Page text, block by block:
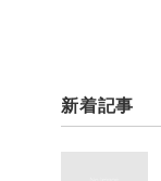
新着記事